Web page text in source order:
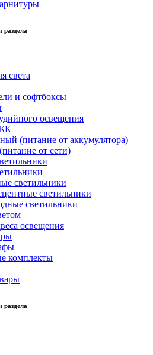
света
и софтбоксы
освещения
(питание от аккумулятора)
от сети)
светильники
светильники
светильники
освещения
комплекты